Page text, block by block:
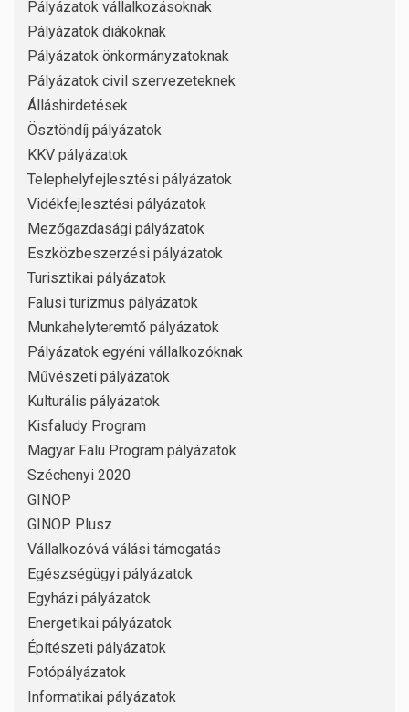
Pályázatok vállalkozásoknak
Pályázatok diákoknak
Pályázatok önkormányzatoknak
Pályázatok civil szervezeteknek
Álláshirdetések
Ösztöndíj pályázatok
KKV pályázatok
Telephelyfejlesztési pályázatok
Vidékfejlesztési pályázatok
Mezőgazdasági pályázatok
Eszközbeszerzési pályázatok
Turisztikai pályázatok
Falusi turizmus pályázatok
Munkahelyteremtő pályázatok
Pályázatok egyéni vállalkozóknak
Művészeti pályázatok
Kulturális pályázatok
Kisfaludy Program
Magyar Falu Program pályázatok
Széchenyi 2020
GINOP
GINOP Plusz
Vállalkozóvá válási támogatás
Egészségügyi pályázatok
Egyházi pályázatok
Energetikai pályázatok
Építészeti pályázatok
Fotópályázatok
Informatikai pályázatok